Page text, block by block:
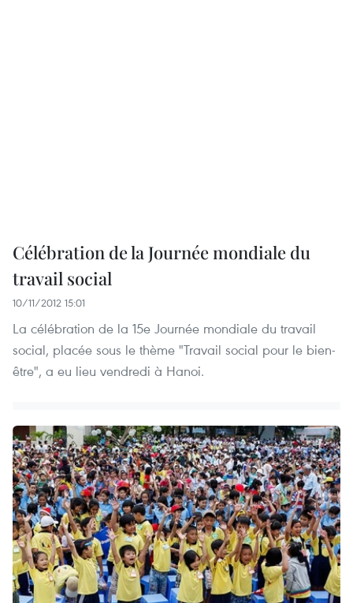
Célébration de la Journée mondiale du
travail social
10/11/2012 15:01
La célébration de la 15e Journée mondiale du travail
social, placée sous le thème "Travail social pour le bien-
être", a eu lieu vendredi à Hanoi.